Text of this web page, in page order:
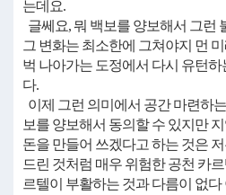
는데요.
글쎄요, 뭐 백보를 양보해서 그런
그 변화는 최소한에 그쳐야지 먼
벅 나아가는 도정에서 다시 유턴하
다.
이제 그런 의미에서 공간 마련하
보를 양보해서 동의할 수 있지만
돈을 만들어 쓰겠다고 하는 것은
드린 것처럼 매우 위험한 공천 카
르텔이 부활하는 것과 다름이 없